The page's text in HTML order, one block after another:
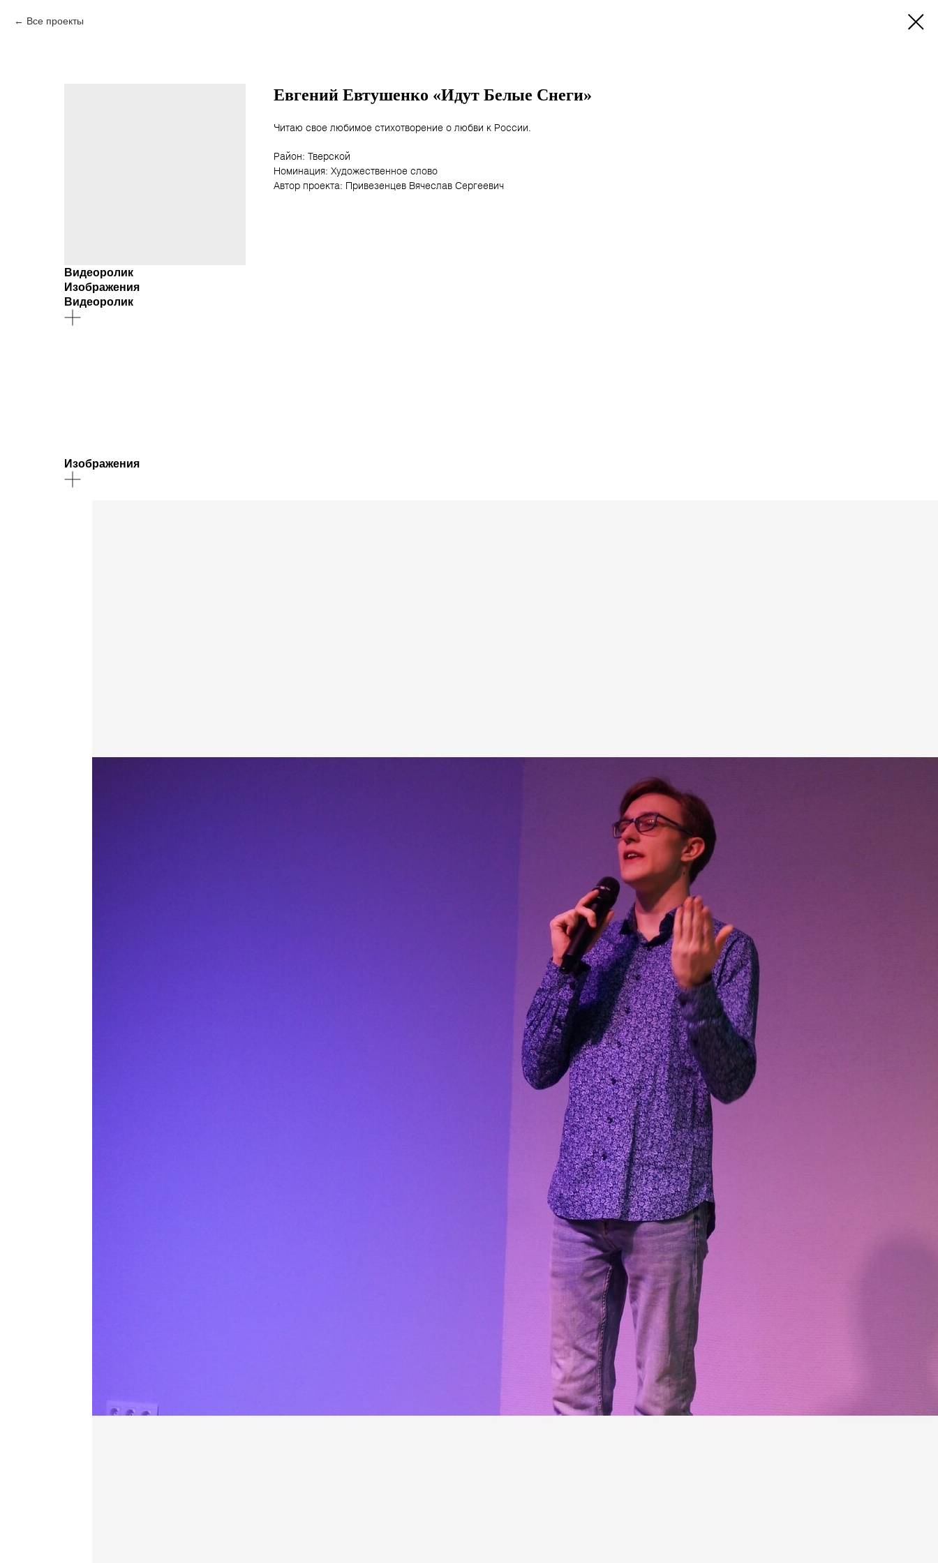
Все проекты
Евгений Евтушенко «Идут Белые Снеги»
Читаю свое любимое стихотворение о любви к России.
Район: Тверской
Номинация: Художественное слово
Автор проекта: Привезенцев Вячеслав Сергеевич
Видеоролик
Изображения
Видеоролик
Изображения